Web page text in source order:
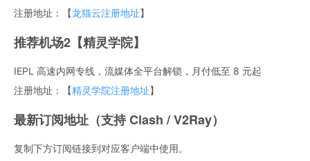
注册地址：【龙猫云注册地址】
推荐机场2【精灵学院】
IEPL 高速内网专线，流媒体全平台解锁，月付低至 8 元起
注册地址：【精灵学院注册地址】
最新订阅地址（支持 Clash / V2Ray）
复制下方订阅链接到对应客户端中使用。